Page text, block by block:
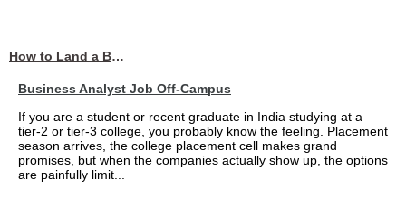
How to Land a Business Analyst Job Off-Campus When Your College Has Zero Tech Connections
Business Analyst Job Off-Campus
If you are a student or recent graduate in India studying at a
tier-2 or tier-3 college, you probably know the feeling. Placement
season arrives, the college placement cell makes grand
promises, but when the companies actually show up, the options
are painfully limit...